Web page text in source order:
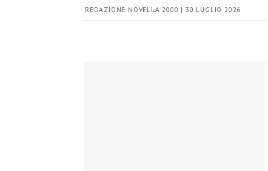
REDAZIONE NOVELLA 2000 | 30 LUGLIO 2026